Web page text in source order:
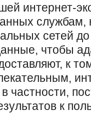
интернет-
службам,
сетей
чтобы
к
частности,
к